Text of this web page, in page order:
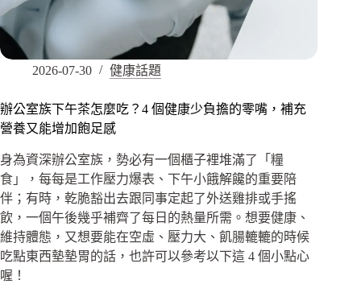
2026-07-30 健康話題
辦公室族下午茶怎麼吃？4 個健康少負擔的零嘴，補充
營養又能增加飽足感
身為資深辦公室族，勢必有一個櫃子裡堆滿了「糧
食」，每每是工作壓力爆表、下午小餓解饞的重要陪
伴；有時，乾脆豁出去跟同事定起了外送雞排或手搖
飲，一個午後幾乎補齊了每日的熱量所需。想要健康、
維持體態，又想要能在空虛、壓力大、飢腸轆轆的時候
吃點東西墊墊胃的話，也許可以參考以下這 4 個小點心
喔！